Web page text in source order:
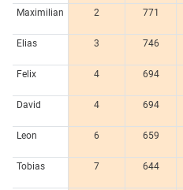
Maximilian
2 771
Elias
3 746
Felix
4 694
David
4 694
Leon
6 659
Tobias
7 644